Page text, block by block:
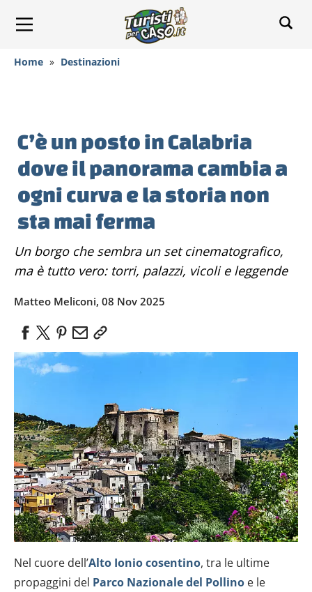
Home » Destinazioni
C’è un posto in Calabria
dove il panorama cambia a
ogni curva e la storia non
sta mai ferma
Un borgo che sembra un set cinematografico,
ma è tutto vero: torri, palazzi, vicoli e leggende
Matteo Meliconi, 08 Nov 2025
Nel cuore dell’Alto Ionio cosentino, tra le ultime
propaggini del Parco Nazionale del Pollino e le